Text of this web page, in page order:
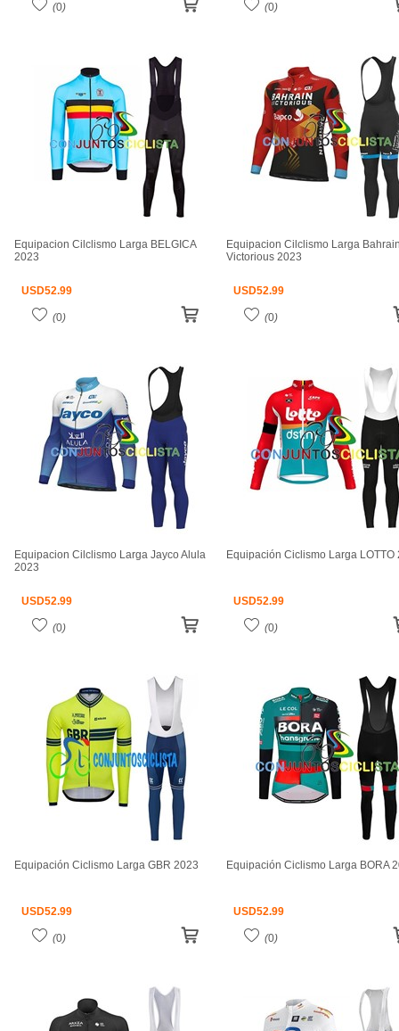
(0) (0)
Equipacion Cilclismo Larga BELGICA
2023
USD52.99
(0)
Equipacion Cilclismo Larga
Victorious 2023
USD52.99
(0)
Equipacion Cilclismo Larga Jayco Alula
2023
USD52.99
(0)
Equipación Ciclismo Larga LOTTO
USD52.99
(0)
Equipación Ciclismo Larga GBR 2023
USD52.99
(0)
Equipación Ciclismo Larga BORA
USD52.99
(0)